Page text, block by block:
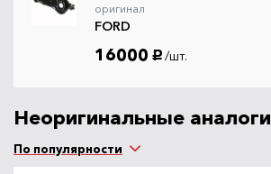
оригинал
FORD
16000 руб. /шт.
Неоригинальные аналоги
По популярности